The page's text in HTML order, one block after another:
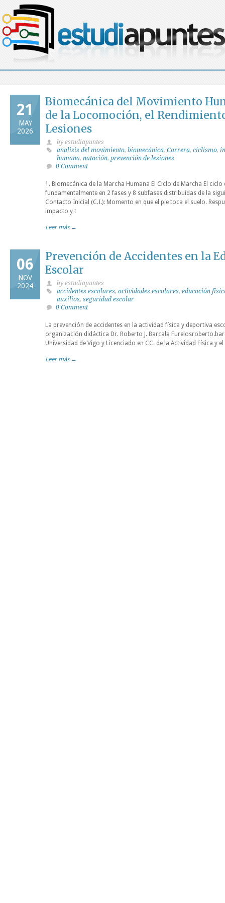
21
MAY
2026
Biomecánica del Movimiento
de la Locomoción, el
Lesiones
by estudiapuntes
analisis del movimiento, biomecánica, Carrera, ciclismo,
humana, natación, prevención de lesiones
0 Comment
1. Biomecánica de la Marcha Humana El Ciclo de Marcha El ciclo
fundamentalmente en 2 fases y 8 subfases distribuidas de la
Contacto Inicial (C.I.): Momento en que el pie toca el suelo.
impacto y t
Leer más →
06
NOV
2024
Prevención de Accidentes en la
Escolar
by estudiapuntes
accidentes escolares, actividades escolares, educación
auxilios, seguridad escolar
0 Comment
La prevención de accidentes en la actividad física y deportiva
organización didáctica Dr. Roberto J. Barcala
Universidad de Vigo y Licenciado en CC. de la Actividad Física y
Leer más →